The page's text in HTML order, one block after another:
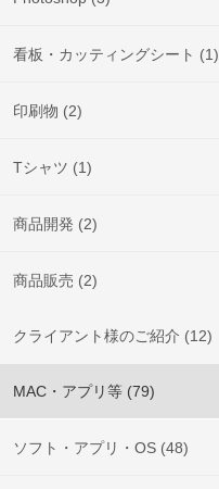
看板・カッティングシート (1)
印刷物 (2)
Tシャツ (1)
商品開発 (2)
商品販売 (2)
クライアント様のご紹介 (12)
MAC・アプリ等 (79)
ソフト・アプリ・OS (48)